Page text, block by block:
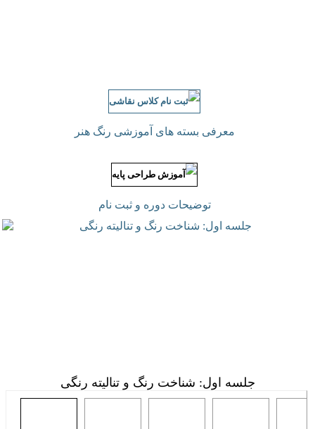
معرفی بسته های آموزشی رنگ هنر
توضیحات دوره و ثبت نام
جلسه اول: شناخت رنگ و تنالیته رنگی